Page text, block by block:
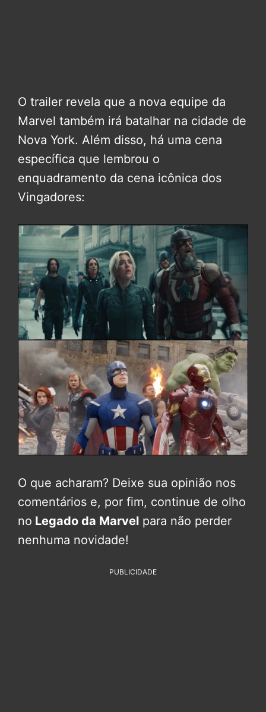
O trailer revela que a nova equipe da
Marvel também irá batalhar na cidade de
Nova York. Além disso, há uma cena
específica que lembrou o
enquadramento da cena icônica dos
Vingadores:
O que acharam? Deixe sua opinião nos
comentários e, por fim, continue de olho
no Legado da Marvel para não perder
nenhuma novidade!
PUBLICIDADE